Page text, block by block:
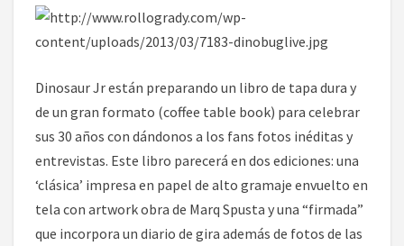
Dinosaur Jr están preparando un libro de tapa dura y
de un gran formato (coffee table book) para celebrar
sus 30 años con dándonos a los fans fotos inéditas y
entrevistas. Este libro parecerá en dos ediciones: una
‘clásica’ impresa en papel de alto gramaje envuelto en
tela con artwork obra de Marq Spusta y una “firmada”
que incorpora un diario de gira además de fotos de las